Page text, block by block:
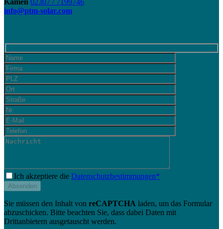
info@ptm-solar.com
Ich akzeptiere die Datenschutzbestimmungen*
Sie müssen den Inhalt von reCAPTCHA laden, um das Formular
abzuschicken. Bitte beachten Sie, dass dabei Daten mit
Drittanbietern ausgetauscht werden.